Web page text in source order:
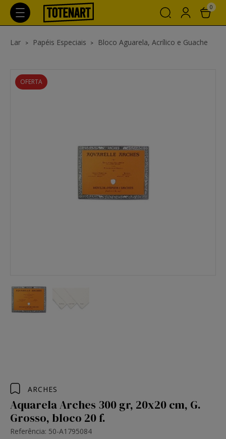
0
Lar Papéis Especiais Bloco Aguarela, Acrílico e Guache
OFERTA
ARCHES
Aquarela Arches 300 gr, 20x20 cm, G.
Grosso, bloco 20 f.
Referência: 50-A1795084